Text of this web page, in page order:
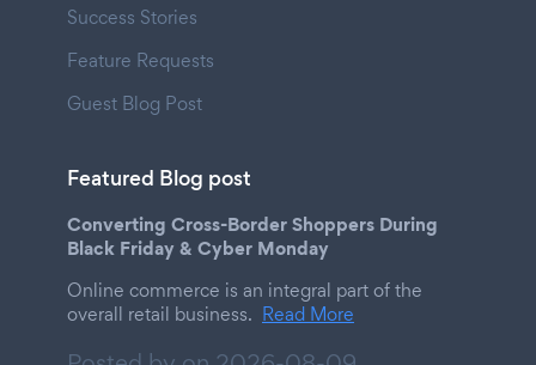
Success Stories
Feature Requests
Guest Blog Post
Featured Blog post
Converting Cross-Border Shoppers During
Black Friday & Cyber Monday
Online commerce is an integral part of the
overall retail business. Read More